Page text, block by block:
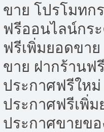
ขาย โปรโมทก
ฟรีออนไลน์กร
ฟรีเพิ่มยอดขา
ขาย ฝากร้านฟ
ประกาศฟรีใหม่
ประกาศฟรีเพิ่
ประกาศขายข